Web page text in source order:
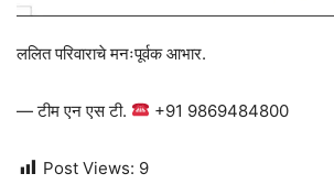
ललित परिवाराचे मनःपूर्वक आभार.
— टीम एन एस टी. +91 9869484800
Post Views: 9